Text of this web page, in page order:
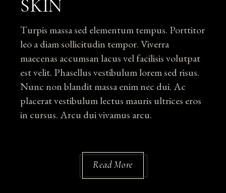
SKIN
Turpis massa sed elementum tempus. Porttitor
leo a diam sollicitudin tempor. Viverra
maecenas accumsan lacus vel facilisis volutpat
est velit. Phasellus vestibulum lorem sed risus.
Nunc non blandit massa enim nec dui. Ac
placerat vestibulum lectus mauris ultrices eros
in cursus. Arcu dui vivamus arcu.
Read More